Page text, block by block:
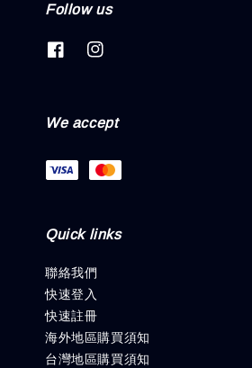
Follow us
We accept
Quick links
聯絡我們
快速登入
快速註冊
海外地區購買須知
台灣地區購買須知